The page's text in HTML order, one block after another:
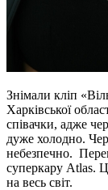
Знімали кліп
Харківської
співачки, адже
дуже холодно.
небезпечно.
суперкару Atlas.
на весь світ.